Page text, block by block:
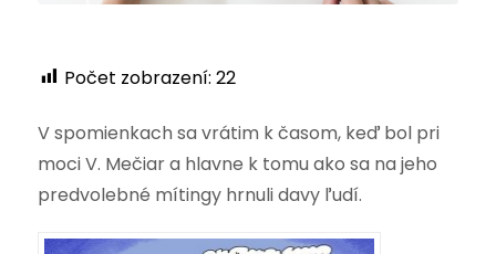
Počet zobrazení: 22
V spomienkach sa vrátim k časom, keď bol pri
moci V. Mečiar a hlavne k tomu ako sa na jeho
predvolebné mítingy hrnuli davy ľudí.